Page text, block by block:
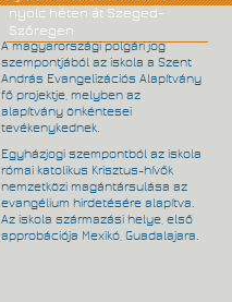
nyolc héten át Szeged-
Szőregen
A magyarországi polgári jog
szempontjából az iskola a Szent
András Evangelizációs Alapítvány
fő projektje, melyben az
alapítvány önkéntesei
tevékenykednek.
Egyházjogi szempontból az iskola
római katolikus Krisztus-hívők
nemzetközi magántársulása az
evangélium hirdetésére alapítva.
Az iskola származási helye, első
approbációja Mexikó, Guadalajara.